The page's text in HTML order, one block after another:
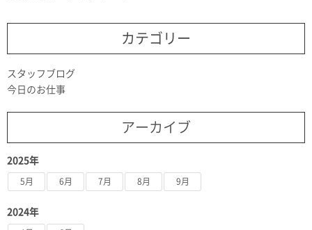
カテゴリー
スタッフブログ
今日のお仕事
アーカイブ
2025年
5月 6月 7月 8月 9月
2024年